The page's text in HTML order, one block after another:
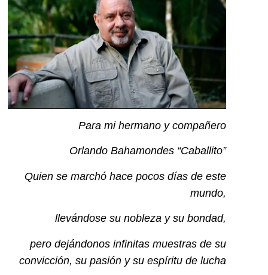
Para mi hermano y compañero
Orlando Bahamondes “Caballito”
Quien se marchó hace pocos días de este
mundo,
llevándose su nobleza y su bondad,
pero dejándonos infinitas muestras de su
convicción, su pasión y su espíritu de lucha